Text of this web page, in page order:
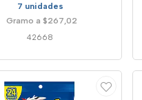
7 unidades
Gramo a $267,02
42668